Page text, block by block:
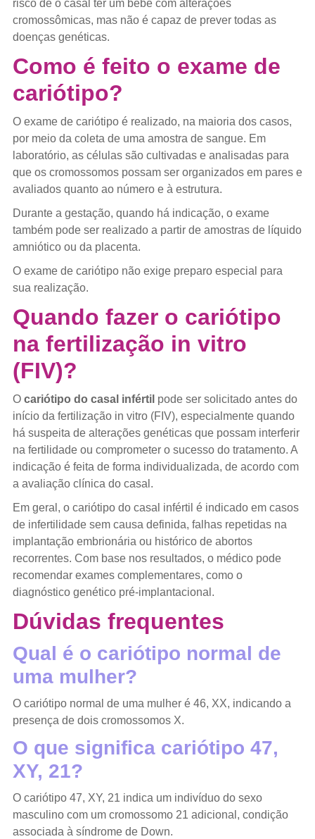
risco de o casal ter um bebê com alterações
cromossômicas, mas não é capaz de prever todas as
doenças genéticas.
Como é feito o exame de
cariótipo?
O exame de cariótipo é realizado, na maioria dos casos,
por meio da coleta de uma amostra de sangue. Em
laboratório, as células são cultivadas e analisadas para
que os cromossomos possam ser organizados em pares e
avaliados quanto ao número e à estrutura.
Durante a gestação, quando há indicação, o exame
também pode ser realizado a partir de amostras de líquido
amniótico ou da placenta.
O exame de cariótipo não exige preparo especial para
sua realização.
Quando fazer o cariótipo
na fertilização in vitro
(FIV)?
O cariótipo do casal infértil pode ser solicitado antes do
início da fertilização in vitro (FIV), especialmente quando
há suspeita de alterações genéticas que possam interferir
na fertilidade ou comprometer o sucesso do tratamento. A
indicação é feita de forma individualizada, de acordo com
a avaliação clínica do casal.
Em geral, o cariótipo do casal infértil é indicado em casos
de infertilidade sem causa definida, falhas repetidas na
implantação embrionária ou histórico de abortos
recorrentes. Com base nos resultados, o médico pode
recomendar exames complementares, como o
diagnóstico genético pré-implantacional.
Dúvidas frequentes
Qual é o cariótipo normal de
uma mulher?
O cariótipo normal de uma mulher é 46, XX, indicando a
presença de dois cromossomos X.
O que significa cariótipo 47,
XY, 21?
O cariótipo 47, XY, 21 indica um indivíduo do sexo
masculino com um cromossomo 21 adicional, condição
associada à síndrome de Down.